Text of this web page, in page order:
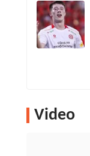
Video